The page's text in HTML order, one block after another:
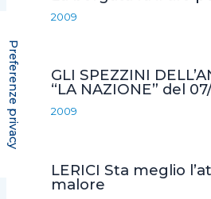
k
2009
GLI SPEZZINI
“LA NAZIONE” del
2009
LERICI Sta meglio
malore